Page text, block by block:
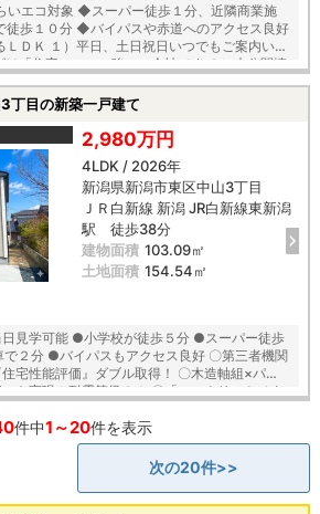
エコ対象 ◆スーパー徒歩１分、近隣商業施
歩１０分 ◆バイパスや赤道へのアクセス良好
もご案内いた
は「住宅ローンに強い」会社です ３）未公開情
しい第三者機関検査による「住宅性能評価」
地盤改良工事」実施！ ■安心の建物１０年保
可） ■年中無休のアフターサービスコールセン
右されずお洗濯が可能 【教育】 木戸小
中学校 徒歩１５分
丁目の新築一戸建て
2,980万円
4LDK / 2026年
新潟県新潟市東区中山3丁目
ＪＲ白新線 新潟 JR白新線東新潟
駅 徒歩38分
建物面積 103.09㎡
土地面積 154.54㎡
見学可能 ●小学校が徒歩５分 ●スーパー徒歩
●バイパスもアクセス良好 〇第三者機関
宅性能評価』ダブル取得！ 〇木造軸組×パネ
を実現！耐震等級３！ 〇「コンクリートベタ
条件有） 〇雨で汚れを落とす機能付き『外壁
い日差しをカット、冬は暖か『全窓複層ガラ
ペース ◎和室にファミリークローゼット完備
件中1～20件を表示
次の20件>>